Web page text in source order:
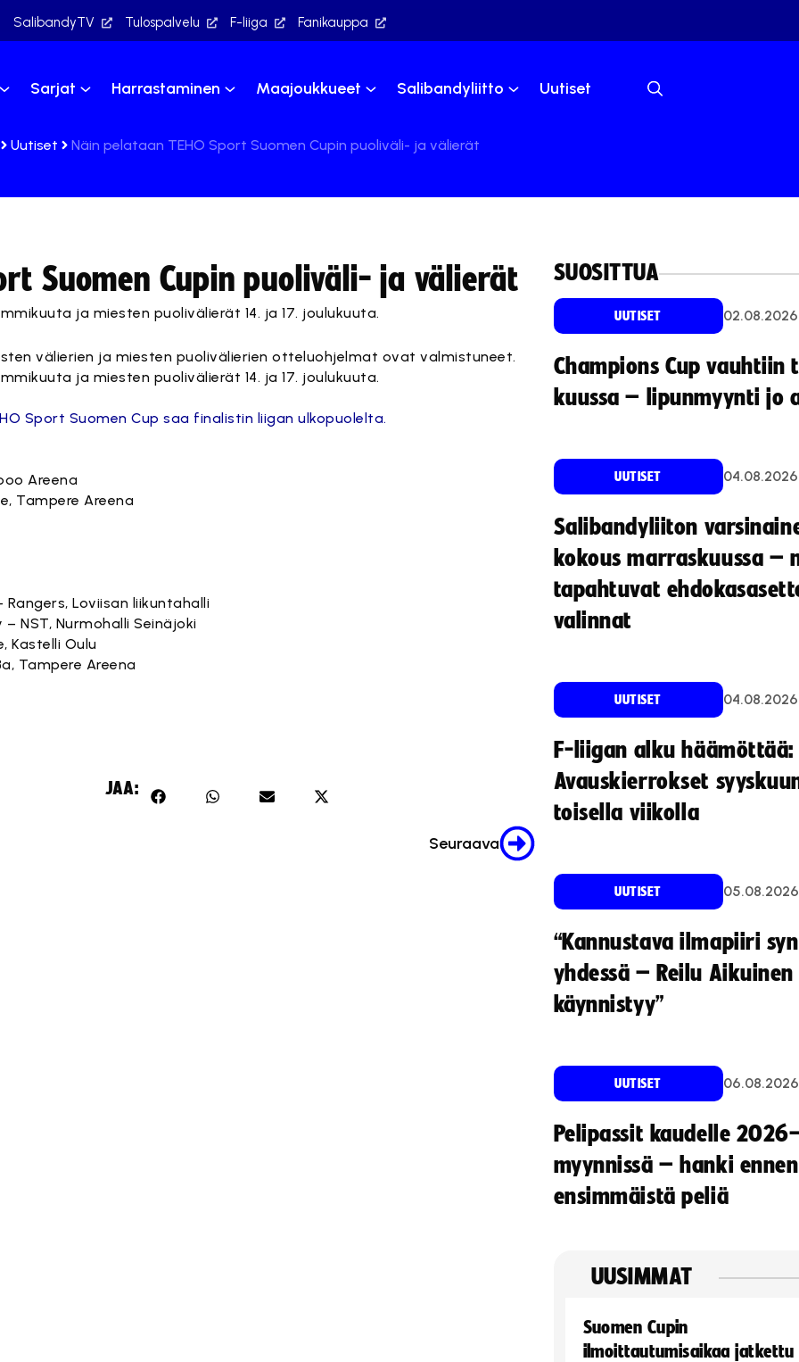
SalibandyTV Tulospalvelu F-liiga Fanikauppa
Sarjat Harrastaminen Maajoukkueet Salibandyliitto Uutiset
Uutiset Näin pelataan TEHO Sport Suomen Cupin puoliväli- ja välierät
Suomen Cupin puoliväli- ja välierät
ja miesten puolivälierät 14. ja 17. joulukuuta.
välierien ja miesten puolivälierien otteluohjelmat ovat valmistuneet.
ja miesten puolivälierät 14. ja 17. joulukuuta.
Sport Suomen Cup saa finalistin liigan ulkopuolelta.
Areena
Tampere Areena
Rangers, Loviisan liikuntahalli
– NST, Nurmohalli Seinäjoki
Kastelli Oulu
Tampere Areena
JAA:
Seuraava
SUOSITTUA
UUTISET 02.08.2026
Champions Cup vauhtiin
kuussa – lipunmyynti jo
UUTISET 04.08.2026
Salibandyliiton
kokous marraskuussa –
tapahtuvat
valinnat
UUTISET 04.08.2026
F-liigan alku häämöttää:
Avauskierrokset
toisella viikolla
UUTISET 05.08.2026
“Kannustava ilmapiiri
yhdessä – Reilu
käynnistyy”
UUTISET 06.08.2026
Pelipassit kaudelle
myynnissä – hanki ennen
ensimmäistä peliä
UUSIMMAT
Suomen Cupin
ilmoittautumisaikaa jatkettu